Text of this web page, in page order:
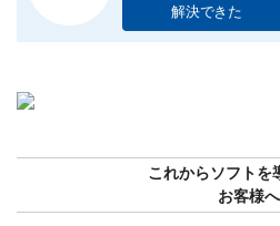
解決できた
これからソフトを
お客様へ